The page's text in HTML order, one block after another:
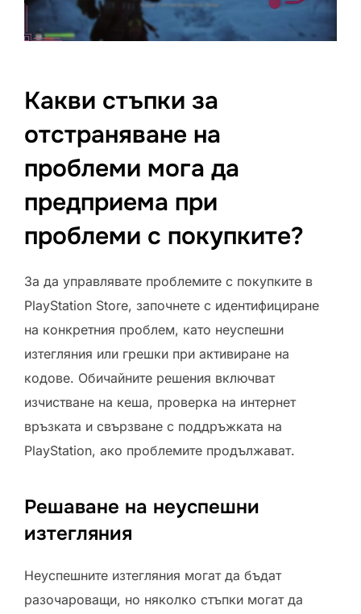
Какви стъпки за
отстраняване на
проблеми мога да
предприема при
проблеми с покупките?
За да управлявате проблемите с покупките в
PlayStation Store, започнете с идентифициране
на конкретния проблем, като неуспешни
изтегляния или грешки при активиране на
кодове. Обичайните решения включват
изчистване на кеша, проверка на интернет
връзката и свързване с поддръжката на
PlayStation, ако проблемите продължават.
Решаване на неуспешни
изтегляния
Неуспешните изтегляния могат да бъдат
разочароващи, но няколко стъпки могат да